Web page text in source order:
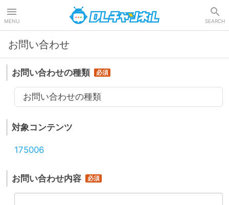
MENU SEARCH
お問い合わせ
お問い合わせの種類
お問い合わせの種類
対象コンテンツ
175006
お問い合わせ内容